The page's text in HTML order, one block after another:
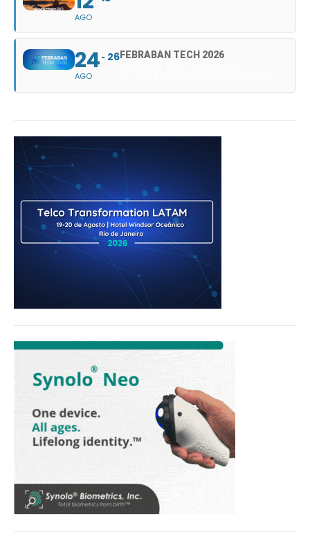
AGO
24
AGO
26FEBRABAN TECH 2026